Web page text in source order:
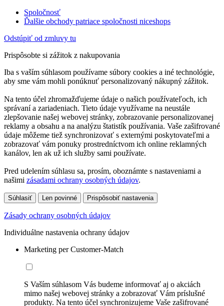
Spoločnosť
Ďalšie obchody patriace spoločnosti niceshops
Odstúpiť od zmluvy tu
Prispôsobte si zážitok z nakupovania
Iba s vaším súhlasom používame súbory cookies a iné technológie,
aby sme vám mohli ponúknuť personalizovaný nákupný zážitok.
Na tento účel zhromažďujeme údaje o našich používateľoch, ich
správaní a zariadeniach. Tieto údaje využívame na neustále
zlepšovanie našej webovej stránky, zobrazovanie personalizovanej
reklamy a obsahu a na analýzu štatistík používania. Vaše zašifrované
údaje môžeme tiež synchronizovať s externými poskytovateľmi a
zobrazovať vám ponuky prostredníctvom ich online reklamných
kanálov, len ak už ich služby sami používate.
Pred udelením súhlasu sa, prosím, oboznámte s nastaveniami a
našimi zásadami ochrany osobných údajov.
Súhlasiť Len povinné Prispôsobiť nastavenia
Zásady ochrany osobných údajov
Individuálne nastavenia ochrany údajov
Marketing per Customer-Match
S Vaším súhlasom Vás budeme informovať aj o akciách
mimo našej webovej stránky a zobrazovať Vám príslušné
produkty. Na tento účel synchronizujeme Vaše zašifrované